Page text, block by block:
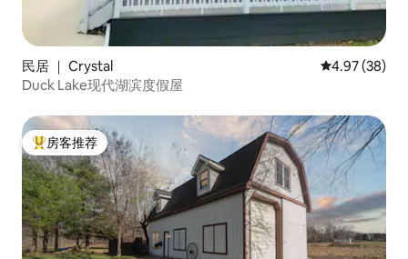
民居 ｜ Crystal 平均评分
4.97 (38)
Duck Lake现代湖滨度假屋
热门「房客推荐」
房客推荐